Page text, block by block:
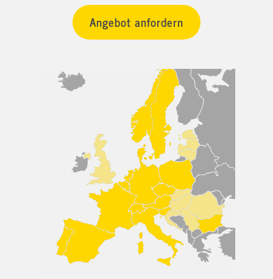
Angebot anfordern